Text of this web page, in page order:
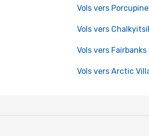
Vols vers
Vols vers
Vols vers Fairbanks
Vols vers Arctic